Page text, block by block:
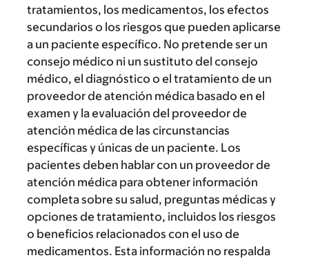
tratamientos, los medicamentos, los efectos
secundarios o los riesgos que pueden aplicarse
a un paciente específico. No pretende ser un
consejo médico ni un sustituto del consejo
médico, el diagnóstico o el tratamiento de un
proveedor de atención médica basado en el
examen y la evaluación del proveedor de
atención médica de las circunstancias
específicas y únicas de un paciente. Los
pacientes deben hablar con un proveedor de
atención médica para obtener información
completa sobre su salud, preguntas médicas y
opciones de tratamiento, incluidos los riesgos
o beneficios relacionados con el uso de
medicamentos. Esta información no respalda